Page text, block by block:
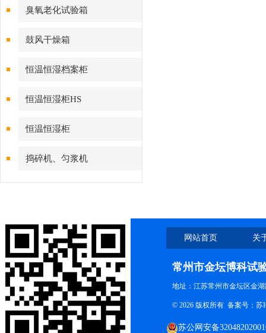
臭氧老化试验箱
鼓风干燥箱
恒温恒湿档案柜
恒温恒湿柜HS
恒温恒湿柜
捣碎机、匀浆机
网站首页 关
常州市金坛博科试
地址：江苏常州市金坛区金湖
© 2026 版权所有 备案号： 苏
苏公网安备